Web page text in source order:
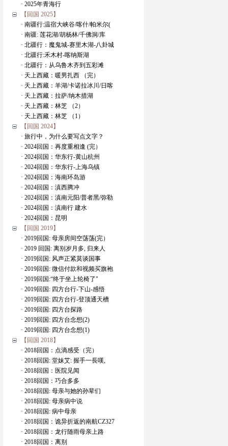
· 2025年青海行
【回国 2025】
· 南疆行:温宿大峡谷/喀什/帕米尔(
· 南疆: 莲花湖/胡杨林/千佛洞/库
· 北疆行：魔鬼城-赛里木湖-八卦城
· 北疆行:禾木村-喀纳斯湖
· 北疆行：从乌鲁木齐到五彩滩
· 天上西藏：暖男扎西 （完）
· 天上西藏：羊湖/卡诺拉冰川/日喀
· 天上西藏：拉萨/纳木措湖
· 天上西藏：林芝 （2）
· 天上西藏：林芝 （1）
【回国 2024】
· 旅行中，为什么要写点文字？
· 2024回国：再度重相逢 (完）
· 2024回国：华东行-黄山杭州
· 2024回国：华东行-上海乌镇
· 2024回国：海南环岛游
· 2024回国：滇西腾冲
· 2024回国：滇南元阳/普者黑/弥勒
· 2024回国：滇南行 建水
· 2024回国：昆明
【回国 2019】
· 2019回国: 母亲房间空荡荡(完）
· 2019 回国: 离别岁月多, 归来人
· 2019回国: 风声正紧莫谈国事
· 2019回国: 微信付款和视频买旗袍
· 2019回国:“终于坐上轮椅了"
· 2019回国: 四方台行-下山-感悟
· 2019回国: 四方台行-登顶通天槽
· 2019回国: 四方台探路
· 2019回国: 四方台念想(2)
· 2019回国: 四方台念想(1)
【回国 2018】
· 2018回国：点滴感受（完）
· 2018回国: 堂妹艾: 握手一長嘆,
· 2018回国：医院见闻
· 2018回国：巧合多多
· 2018回国: 母亲与她的孙辈们
· 2018回国: 母亲病中说
· 2018回国: 病中母亲
· 2018回国：诡异折返的南航CZ327
· 2018回国：龙行随雨母亲上路
· 2018回国：离别